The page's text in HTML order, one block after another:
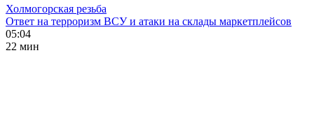
Холмогорская резьба
Ответ на терроризм ВСУ и атаки на склады маркетплейсов
05:04
22 мин